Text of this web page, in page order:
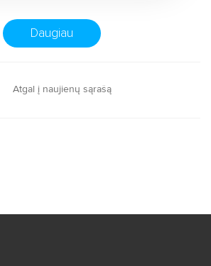
Daugiau
Atgal į naujienų sąrašą